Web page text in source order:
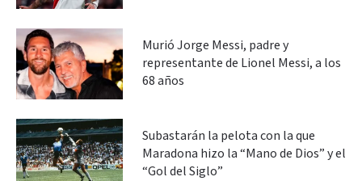
Murió Jorge Messi, padre y
representante de Lionel Messi, a los
68 años
Subastarán la pelota con la que
Maradona hizo la “Mano de Dios” y el
“Gol del Siglo”